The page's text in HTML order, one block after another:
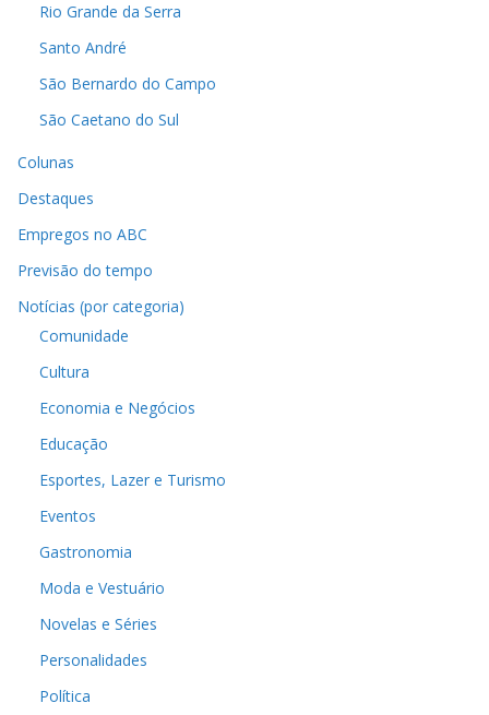
Rio Grande da Serra
Santo André
São Bernardo do Campo
São Caetano do Sul
Colunas
Destaques
Empregos no ABC
Previsão do tempo
Notícias (por categoria)
Comunidade
Cultura
Economia e Negócios
Educação
Esportes, Lazer e Turismo
Eventos
Gastronomia
Moda e Vestuário
Novelas e Séries
Personalidades
Política